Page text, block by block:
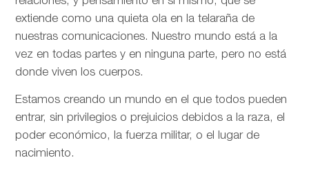
extiende como una quieta ola en la telaraña de
nuestras comunicaciones. Nuestro mundo está a la
vez en todas partes y en ninguna parte, pero no está
donde viven los cuerpos.
Estamos creando un mundo en el que todos pueden
entrar, sin privilegios o prejuicios debidos a la raza, el
poder económico, la fuerza militar, o el lugar de
nacimiento.